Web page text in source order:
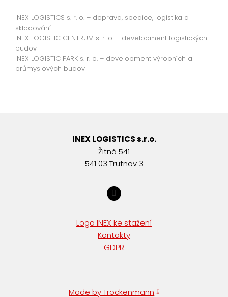
INEX LOGISTICS s. r. o. – doprava, spedice, logistika a
skladování
INEX LOGISTIC CENTRUM s. r. o. – development logistických
budov
INEX LOGISTIC PARK s. r. o. – development výrobních a
průmyslových budov
INEX LOGISTICS s.r.o.
Žitná 541
541 03 Trutnov 3
Loga INEX ke stažení
Kontakty
GDPR
Made by Trockenmann